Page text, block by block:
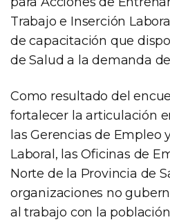
Trabajo e Inserción
de capacitación que
de Salud a la demanda
Como resultado del
fortalecer la articulación
las Gerencias de Empleo
Laboral, las Oficinas de
Norte de la Provincia de
organizaciones no
al trabajo con la